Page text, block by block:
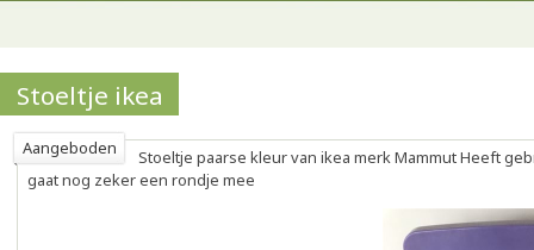
Stoeltje ikea
Aangeboden
Stoeltje paarse kleur van ikea merk Mammut Heeft
gaat nog zeker een rondje mee